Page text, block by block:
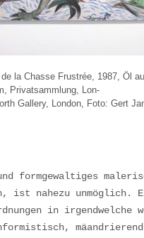
la Chasse Frustrée, 1987, Öl
Privatsammlung, Lon-
Gallery, London, Foto: Gert
formgewaltiges
ist nahezu unmöglich.
in irgendwelche